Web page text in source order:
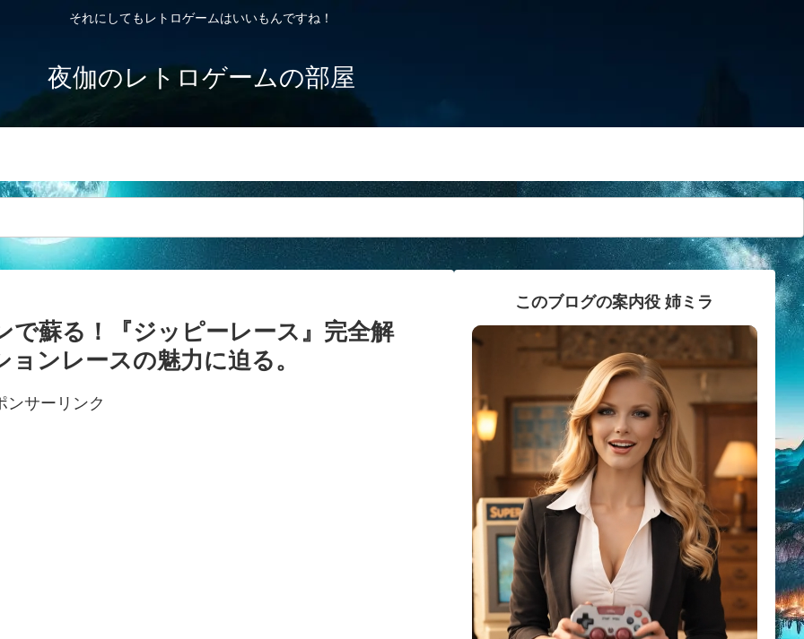
それにしてもレトロゲームはいいもんですね！
夜伽のレトロゲームの部屋
蘇る！『ジッピーレース』完全解
ンレースの魅力に迫る。
ンサーリンク
このブログの案内役 姉ミラ